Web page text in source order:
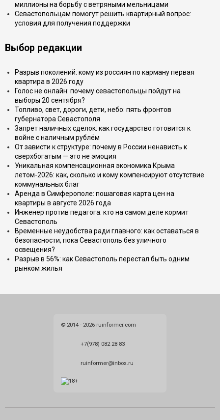
миллионы на борьбу с ветряными мельницами
Севастопольцам помогут решить квартирный вопрос:
условия для получения поддержки
Выбор редакции
Разрыв поколений: кому из россиян по карману первая
квартира в 2026 году
Голос не онлайн: почему севастопольцы пойдут на
выборы 20 сентября?
Топливо, свет, дороги, дети, небо: пять фронтов
губернатора Севастополя
Запрет наличных сделок: как государство готовится к
войне с наличным рублём
От зависти к структуре: почему в России ненависть к
сверхбогатым — это не эмоция
Уникальная компенсационная экономика Крыма
летом-2026: как, сколько и кому компенсируют отсутствие
коммунальных благ
Аренда в Симферополе: пошаговая карта цен на
квартиры в августе 2026 года
Инженер против педагога: кто на самом деле кормит
Севастополь
Временные неудобства ради главного: как оставаться в
безопасности, пока Севастополь без уличного
освещения?
Разрыв в 56%: как Севастополь перестал быть одним
рынком жилья
© 2014 - 2026 ruinformer.com
+7(978) 082 28 83
ruinformer@inbox.ru